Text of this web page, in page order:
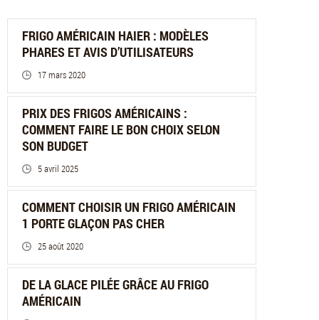
FRIGO AMÉRICAIN HAIER : MODÈLES
PHARES ET AVIS D’UTILISATEURS
17 mars 2020
PRIX DES FRIGOS AMÉRICAINS :
COMMENT FAIRE LE BON CHOIX SELON
SON BUDGET
5 avril 2025
COMMENT CHOISIR UN FRIGO AMÉRICAIN
1 PORTE GLAÇON PAS CHER
25 août 2020
DE LA GLACE PILÉE GRÂCE AU FRIGO
AMÉRICAIN